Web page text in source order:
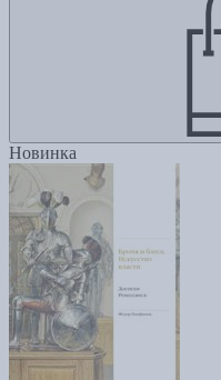
Новинка